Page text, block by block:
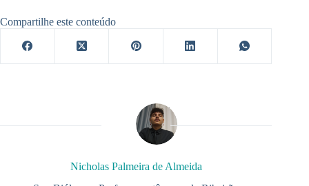
Compartilhe este conteúdo
Nicholas Palmeira de Almeida